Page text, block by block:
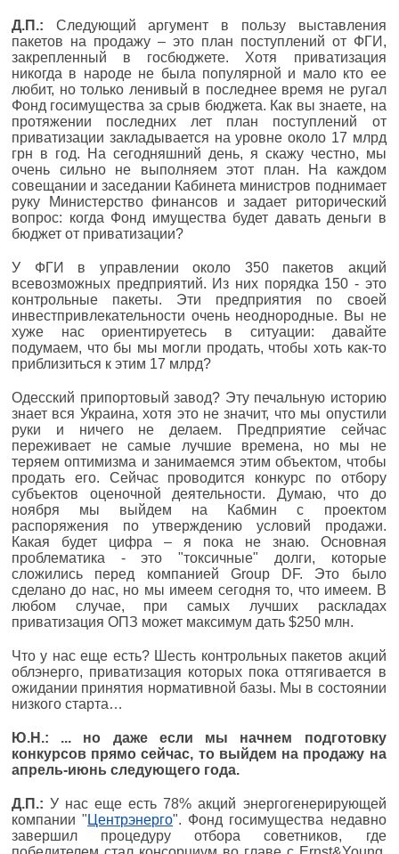
Д.П.: Следующий аргумент в пользу выставления
пакетов на продажу – это план поступлений от ФГИ,
закрепленный в госбюджете. Хотя приватизация
никогда в народе не была популярной и мало кто ее
любит, но только ленивый в последнее время не ругал
Фонд госимущества за срыв бюджета. Как вы знаете, на
протяжении последних лет план поступлений от
приватизации закладывается на уровне около 17 млрд
грн в год. На сегодняшний день, я скажу честно, мы
очень сильно не выполняем этот план. На каждом
совещании и заседании Кабинета министров поднимает
руку Министерство финансов и задает риторический
вопрос: когда Фонд имущества будет давать деньги в
бюджет от приватизации?
У ФГИ в управлении около 350 пакетов акций
всевозможных предприятий. Из них порядка 150 - это
контрольные пакеты. Эти предприятия по своей
инвестпривлекательности очень неоднородные. Вы не
хуже нас ориентируетесь в ситуации: давайте
подумаем, что бы мы могли продать, чтобы хоть как-то
приблизиться к этим 17 млрд?
Одесский припортовый завод? Эту печальную историю
знает вся Украина, хотя это не значит, что мы опустили
руки и ничего не делаем. Предприятие сейчас
переживает не самые лучшие времена, но мы не
теряем оптимизма и занимаемся этим объектом, чтобы
продать его. Сейчас проводится конкурс по отбору
субъектов оценочной деятельности. Думаю, что до
ноября мы выйдем на Кабмин с проектом
распоряжения по утверждению условий продажи.
Какая будет цифра – я пока не знаю. Основная
проблематика - это "токсичные" долги, которые
сложились перед компанией Group DF. Это было
сделано до нас, но мы имеем сегодня то, что имеем. В
любом случае, при самых лучших раскладах
приватизация ОПЗ может максимум дать $250 млн.
Что у нас еще есть? Шесть контрольных пакетов акций
облэнерго, приватизация которых пока оттягивается в
ожидании принятия нормативной базы. Мы в состоянии
низкого старта…
Ю.Н.: ... но даже если мы начнем подготовку
конкурсов прямо сейчас, то выйдем на продажу на
апрель-июнь следующего года.
Д.П.: У нас еще есть 78% акций энергогенерирующей
компании " Центрэнерго". Фонд госимущества недавно
завершил процедуру отбора советников, где